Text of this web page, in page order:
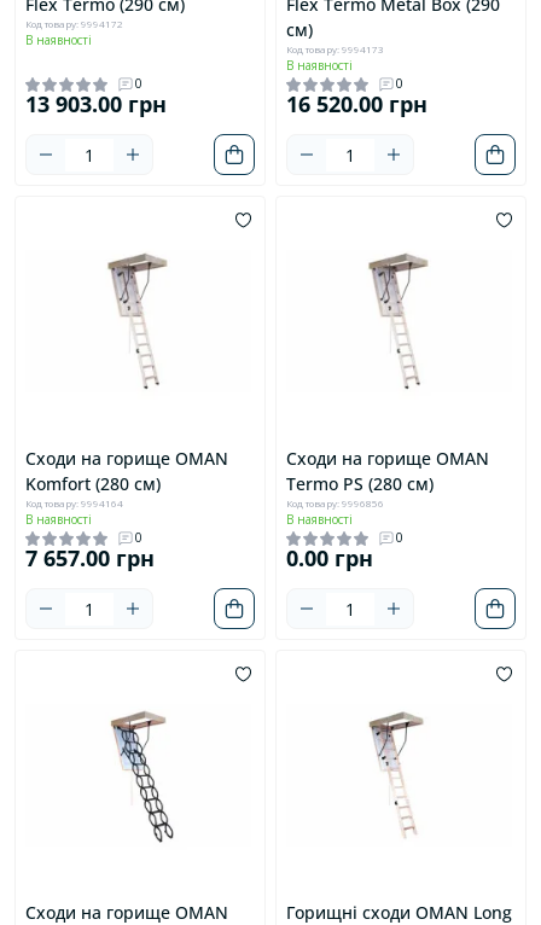
Код товару: 9994172
В наявності
0
13 903.00 грн
см)
Код товару: 9994173
В наявності
0
16 520.00 грн
Сходи на горище OMAN
Komfort (280 см)
Код товару: 9994164
В наявності
0
7 657.00 грн
Сходи на горище OMAN
Termo PS (280 см)
Код товару: 9996856
В наявності
0
0.00 грн
Сходи на горище OMAN
Горищні сходи OMAN Long